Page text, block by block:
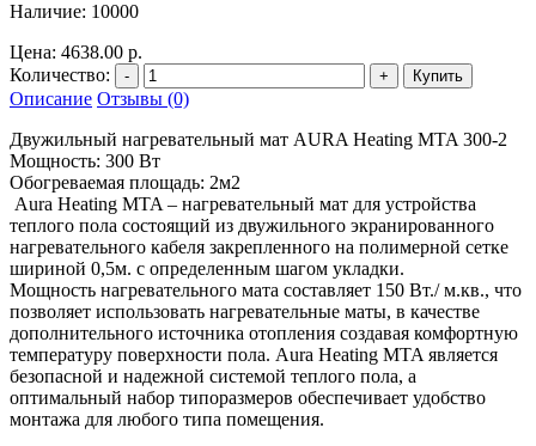
Наличие: 10000
Цена: 4638.00 р.
Количество:
- + Купить
Описание Отзывы (0)
Двужильный нагревательный мат AURA Heating MTA 300-2
Мощность: 300 Вт
Обогреваемая площадь: 2м2
Aura Heating MTA – нагревательный мат для устройства
теплого пола состоящий из двужильного экранированного
нагревательного кабеля закрепленного на полимерной сетке
шириной 0,5м. с определенным шагом укладки.
Мощность нагревательного мата составляет 150 Вт./ м.кв., что
позволяет использовать нагревательные маты, в качестве
дополнительного источника отопления создавая комфортную
температуру поверхности пола. Aura Heating MTA является
безопасной и надежной системой теплого пола, а
оптимальный набор типоразмеров обеспечивает удобство
монтажа для любого типа помещения.